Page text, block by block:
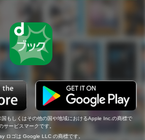
もしくはその他の国や地域におけるApple Inc.の商標で
ービスマークです。
ロゴは Google LLC の商標です。